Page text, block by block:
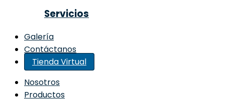
Servicios
Galería
Contáctanos
Tienda Virtual
Nosotros
Productos